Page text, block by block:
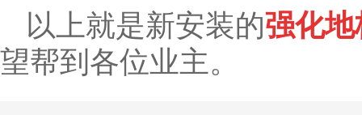
以上就是新安装的强化
望帮到各位业主。